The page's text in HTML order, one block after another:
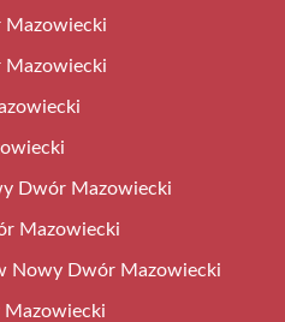
Mazowiecki
Dwór Mazowiecki
Mazowiecki
Nowy Dwór Mazowiecki
Mazowiecki